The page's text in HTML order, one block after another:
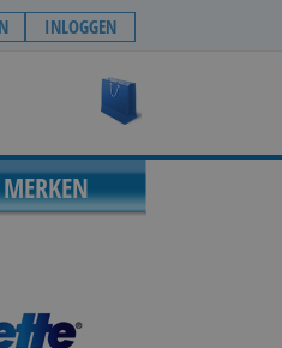
INLOGGEN
MERKEN